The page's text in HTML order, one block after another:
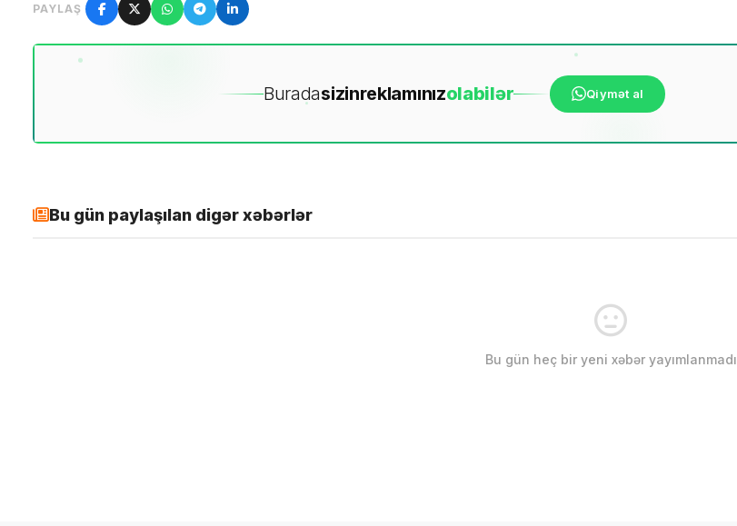
PAYLAŞ
Buradasizinreklamınızolabilər Qiymət al
Bu gün paylaşılan digər xəbərlər
Bu gün heç bir yeni xəbər yayımlanmadı